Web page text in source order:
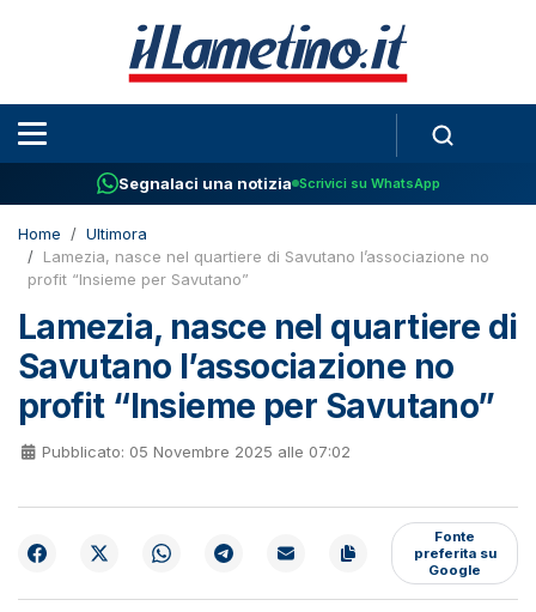
Segnalaci una notizia Scrivici su WhatsApp
Home
Ultimora
Lamezia, nasce nel quartiere di Savutano l’associazione no
profit “Insieme per Savutano”
Lamezia, nasce nel quartiere di
Savutano l’associazione no
profit “Insieme per Savutano”
Pubblicato: 05 Novembre 2025 alle 07:02
Fonte
preferita su
Google